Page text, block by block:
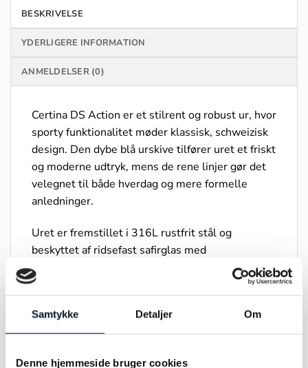
Samtykke Detaljer Om
Denne hjemmeside bruger cookies
BESKRIVELSE
YDERLIGERE INFORMATION
ANMELDELSER (0)
Certina DS Action er et stilrent og robust ur, hvor
sporty funktionalitet møder klassisk, schweizisk
design. Den dybe blå urskive tilfører uret et friskt
og moderne udtryk, mens de rene linjer gør det
velegnet til både hverdag og mere formelle
anledninger.
Uret er fremstillet i 316L rustfrit stål og
beskyttet af ridsefast safirglas med
antirefleksbehandling, som sikrer optimal
holdbarhed og klarhed. Den solide konstruktion
Security), der giver ekstra modstandsdygtighed
og pålidelighed i daglig brug